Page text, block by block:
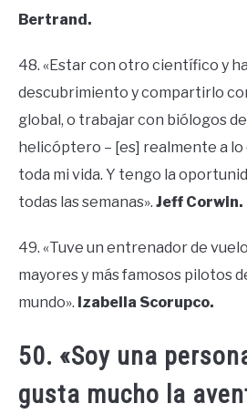
Bertrand.
48. «Estar con otro científico y
descubrimiento y compartirlo
global, o trabajar con biólogos
helicóptero – [es] realmente a lo
toda mi vida. Y tengo la
todas las semanas». Jeff Corwin.
49. «Tuve un entrenador de
mayores y más famosos pilotos
mundo». Izabella Scorupco.
50. «Soy una
gusta mucho la